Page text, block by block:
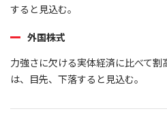
すると見込む。
外国株式
力強さに欠ける実体経済に比べて割
は、目先、下落すると見込む。